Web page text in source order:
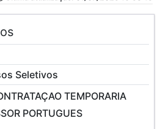
Seletivos
TEMPORARIA
PORTUGUES